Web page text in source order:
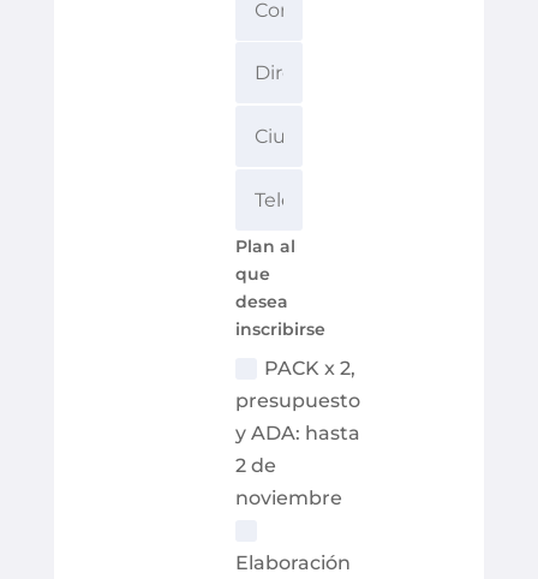
Plan al
que
desea
inscribirse
PACK x 2,
presupuesto
y ADA: hasta
2 de
noviembre
Elaboración